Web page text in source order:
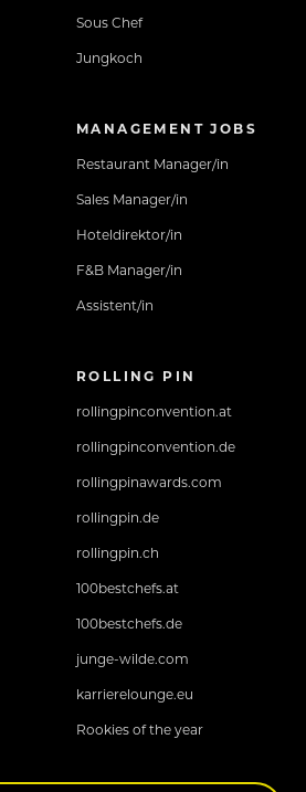
Sous Chef
Jungkoch
MANAGEMENT JOBS
Restaurant Manager/in
Sales Manager/in
Hoteldirektor/in
F&B Manager/in
Assistent/in
ROLLING PIN
rollingpinconvention.at
rollingpinconvention.de
rollingpinawards.com
rollingpin.de
rollingpin.ch
100bestchefs.at
100bestchefs.de
junge-wilde.com
karrierelounge.eu
Rookies of the year